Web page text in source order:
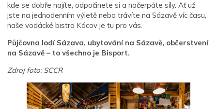
kde se dobře najíte, odpočinete si a načerpáte síly. Ať už
jste na jednodenním výletě nebo trávíte na Sázavě víc času,
naše vodácké bistro Kácov je tu pro vás.
Půjčovna lodí Sázava, ubytování na Sázavě, občerstvení
na Sázavě – to všechno je Bisport.
Zdroj foto: SCCR